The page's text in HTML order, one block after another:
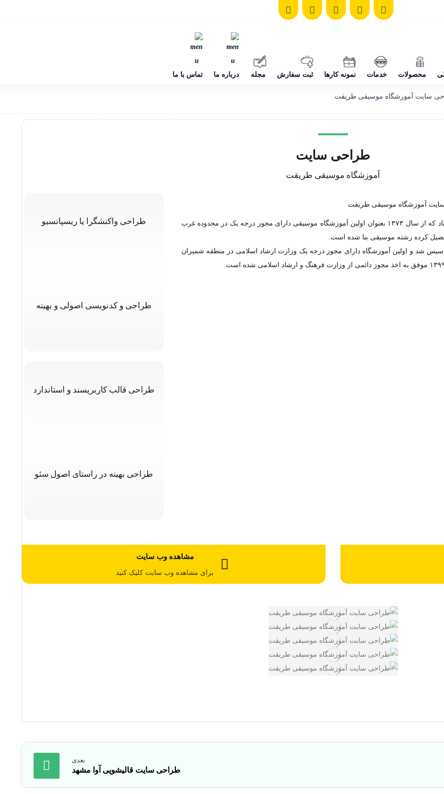
محصولات خدمات نمونه کارها ثبت سفارش مجله درباره ما تماس با ما
سایت آموزشگاه موسیقی طریقت
طراحی سایت
آموزشگاه موسیقی طریقت
سابقه این آموزشگاه به آموزشگاه موسیقی طریقت واقع در سعادت آباد که از سال ۱۳۷۳ بعنوان اولین آموزشگاه موسیقی دارای مجوز درجه یک در محدوده غرب
کرده رشته موسیقی بنا شده است.
سال ۱۳۸۸ در منطقه شمیرانات تاسیس شد و اولین آموزشگاه دارای مجوز درجه یک وزارت ارشاد اسلامی در منطقه شمیران
طراحی واکنشگرا یا ریسپانسیو
طراحی و کدنویسی اصولی و بهینه
طراحی قالب کاربرپسند و استاندارد
طراحی بهینه در راستای اصول سئو
مشاهده وب سایت
برای مشاهده وب سایت کلیک کنید
بعدی
طراحی سایت قالیشویی آوا مشهد